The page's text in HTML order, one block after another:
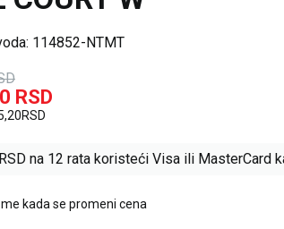
114852-NTMT
RSD
RSD
RSD na 12 rata koristeći Visa ili MasterCard
kada se promeni cena